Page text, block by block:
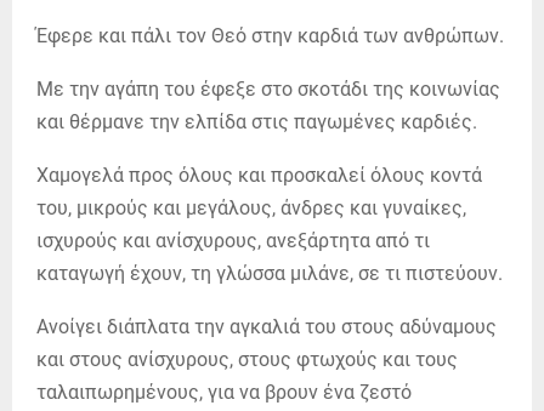
Έφερε και πάλι τον Θεό στην καρδιά των ανθρώπων.
Με την αγάπη του έφεξε στο σκοτάδι της κοινωνίας
και θέρμανε την ελπίδα στις παγωμένες καρδιές.
Χαμογελά προς όλους και προσκαλεί όλους κοντά
του, μικρούς και μεγάλους, άνδρες και γυναίκες,
ισχυρούς και ανίσχυρους, ανεξάρτητα από τι
καταγωγή έχουν, τη γλώσσα μιλάνε, σε τι πιστεύουν.
Ανοίγει διάπλατα την αγκαλιά του στους αδύναμους
και στους ανίσχυρους, στους φτωχούς και τους
ταλαιπωρημένους, για να βρουν ένα ζεστό